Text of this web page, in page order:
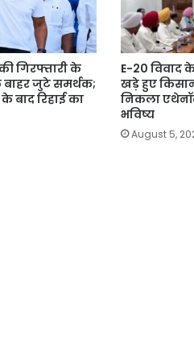
गिरफ्तारी के
बाहर जुटे समर्थक;
बाद रिहाई का
E-20 विवाद
खड़े हुए
निकला
भविष्य
August 5,